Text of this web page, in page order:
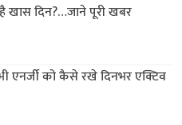
है खास दिन?…जाने पूरी खबर
एनर्जी को कैसे रखे दिनभर एक्टिव